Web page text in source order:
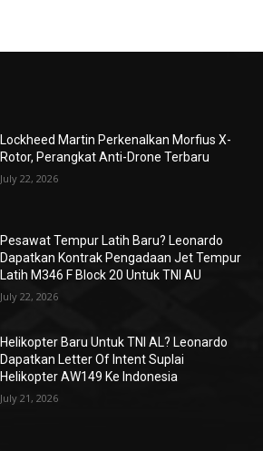
Lockheed Martin Perkenalkan Morfius X-
Rotor, Perangkat Anti-Drone Terbaru
July 22, 2026
Pesawat Tempur Latih Baru? Leonardo
Dapatkan Kontrak Pengadaan Jet Tempur
Latih M346 F Block 20 Untuk TNI AU
July 22, 2026
Helikopter Baru Untuk TNI AL? Leonardo
Dapatkan Letter Of Intent Suplai
Helikopter AW149 Ke Indonesia
July 21, 2026